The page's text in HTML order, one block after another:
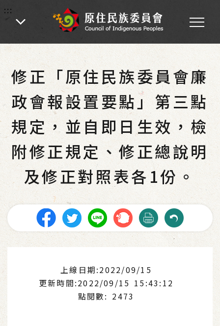
:::
:::
首頁 業務專區 - 各處業務 - 政風室業務 -
廉政專區
修正「原住民族委員會廉
政會報設置要點」第三點
規定，並自即日生效，檢
附修正規定、修正總說明
及修正對照表各1份。
上線日期:2022/09/15
更新時間:2022/09/15 15:43:12
點閱數: 2473